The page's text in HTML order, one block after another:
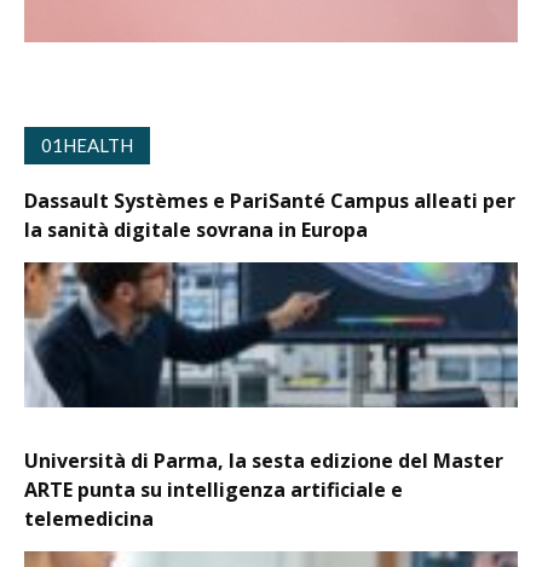
01HEALTH
Dassault Systèmes e PariSanté Campus alleati per
la sanità digitale sovrana in Europa
Università di Parma, la sesta edizione del Master
ARTE punta su intelligenza artificiale e
telemedicina